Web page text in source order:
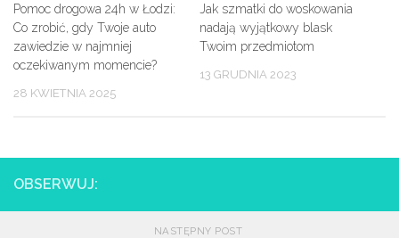
Pomoc drogowa 24h w Łodzi:
Co zrobić, gdy Twoje auto
zawiedzie w najmniej
oczekiwanym momencie?
28 KWIETNIA 2025
Jak szmatki do woskowania
nadają wyjątkowy blask
Twoim przedmiotom
13 GRUDNIA 2023
OBSERWUJ:
NASTĘPNY POST